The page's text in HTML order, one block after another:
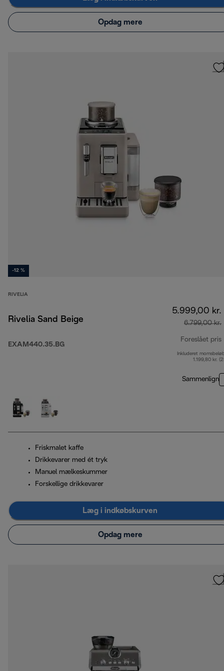
Opdag mere
-12 %
RIVELIA
Rivelia Sand Beige
EXAM440.35.BG
5.999,00 kr.
6.799,00 kr.
Foreslået pris
Inkluderet
1.199,80 kr.
Sammenlign
Friskmalet kaffe
Drikkevarer med ét tryk
Manuel mælkeskummer
Forskellige drikkevarer
Læg i indkøbskurven
Opdag mere